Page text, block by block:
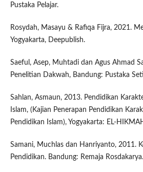
Pustaka Pelajar.
Rosydah, Masayu & Rafiqa Fijra, 2021.
Yogyakarta, Deepublish.
Saeful, Asep, Muhtadi dan Agus Ahmad
Penelitian Dakwah, Bandung: Pustaka
Sahlan, Asmaun, 2013. Pendidikan
Islam, (Kajian Penerapan Pendidikan
Pendidikan Islam), Yogyakarta: EL-
Samani, Muchlas dan Hanriyanto, 2011.
Pendidikan. Bandung: Remaja Rosdakarya.